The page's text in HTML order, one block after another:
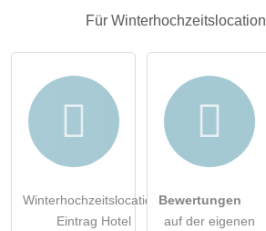
Für Winterhochzeitslocation
Winterhochzeitslocation-
Eintrag Hotel
Bewertungen
auf der eigenen